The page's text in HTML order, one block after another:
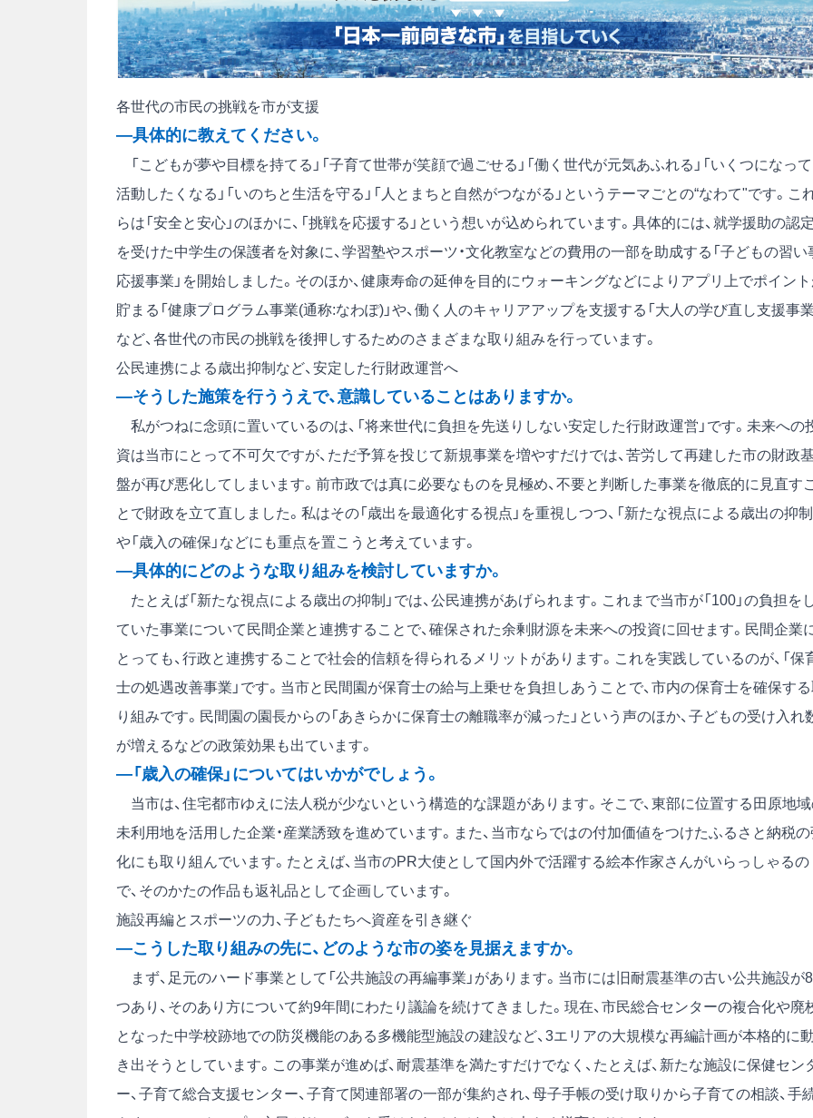
各世代の市民の挑戦を市が支援
―具体的に教えてください。
「こどもが夢や目標を持てる」「子育て世帯が笑顔で過ごせる」「働く世代が元気あふれる」「いくつになっ
活動したくなる」「いのちと生活を守る」「人とまちと自然がつながる」というテーマごとの“なわて"です。こ
らは「安全と安心」のほかに、「挑戦を応援する」という想いが込められています。具体的には、就学援助の認定
を受けた中学生の保護者を対象に、学習塾やスポーツ・文化教室などの費用の一部を助成する「子どもの習い
応援事業」を開始しました。そのほか、健康寿命の延伸を目的にウォーキングなどによりアプリ上でポイン
貯まる「健康プログラム事業(通称:なわぽ)」や、働く人のキャリアアップを支援する「大人の学び直し支援事業
など、各世代の市民の挑戦を後押しするためのさまざまな取り組みを行っています。
公民連携による歳出抑制など、安定した行財政運営へ
―そうした施策を行ううえで、意識していることはありますか。
私がつねに念頭に置いているのは、「将来世代に負担を先送りしない安定した行財政運営」です。未来への
資は当市にとって不可欠ですが、ただ予算を投じて新規事業を増やすだけでは、苦労して再建した市の財政基
盤が再び悪化してしまいます。前市政では真に必要なものを見極め、不要と判断した事業を徹底的に見直すこ
とで財政を立て直しました。私はその「歳出を最適化する視点」を重視しつつ、「新たな視点による歳出の抑制
や「歳入の確保」などにも重点を置こうと考えています。
―具体的にどのような取り組みを検討していますか。
たとえば「新たな視点による歳出の抑制」では、公民連携があげられます。これまで当市が「100」の負担を
ていた事業について民間企業と連携することで、確保された余剰財源を未来への投資に回せます。民間企業
とっても、行政と連携することで社会的信頼を得られるメリットがあります。これを実践しているのが、「保
士の処遇改善事業」です。当市と民間園が保育士の給与上乗せを負担しあうことで、市内の保育士を確保する
り組みです。民間園の園長からの「あきらかに保育士の離職率が減った」という声のほか、子どもの受け入れ
が増えるなどの政策効果も出ています。
―「歳入の確保」についてはいかがでしょう。
当市は、住宅都市ゆえに法人税が少ないという構造的な課題があります。そこで、東部に位置する田原地
未利用地を活用した企業・産業誘致を進めています。また、当市ならではの付加価値をつけたふるさと納税の
化にも取り組んでいます。たとえば、当市のPR大使として国内外で活躍する絵本作家さんがいらっしゃるの
で、そのかたの作品も返礼品として企画しています。
施設再編とスポーツの力、子どもたちへ資産を引き継ぐ
―こうした取り組みの先に、どのような市の姿を見据えますか。
まず、足元のハード事業として「公共施設の再編事業」があります。当市には旧耐震基準の古い公共施設が8
つあり、そのあり方について約9年間にわたり議論を続けてきました。現在、市民総合センターの複合化や廃
となった中学校跡地での防災機能のある多機能型施設の建設など、3エリアの大規模な再編計画が本格的に動
き出そうとしています。この事業が進めば、耐震基準を満たすだけでなく、たとえば、新たな施設に保健セン
ー、子育て総合支援センター、子育て関連部署の一部が集約され、母子手帳の受け取りから子育ての相談、手